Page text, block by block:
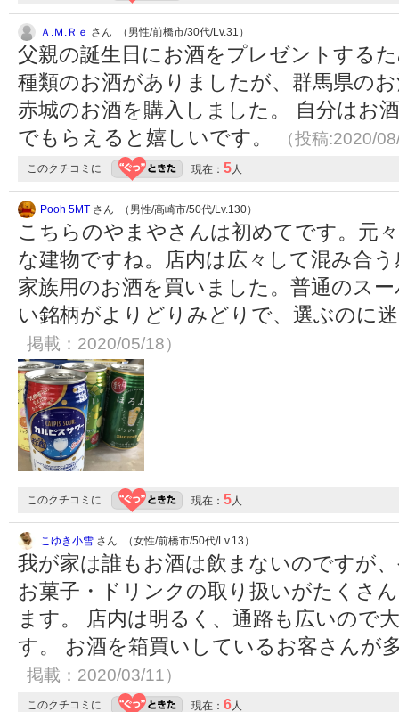
Ａ.Ｍ.Ｒｅ さん （男性/前橋市/30代/Lv.31）
父親の誕生日にお酒をプレゼントする
種類のお酒がありましたが、群馬県の
赤城のお酒を購入しました。 自分はお
でもらえると嬉しいです。
（投稿:2020/
このクチコミに 現在： 5人
Pooh 5MT さん （男性/高崎市/50代/Lv.130）
こちらのやまやさんは初めてです。元
な建物ですね。店内は広々して混み合
家族用のお酒を買いました。普通のス
い銘柄がよりどりみどりで、選ぶのに
掲載：2020/05/18）
このクチコミに 現在： 5人
こゆき小雪 さん （女性/前橋市/50代/Lv.13）
我が家は誰もお酒は飲まないのですが
お菓子・ドリンクの取り扱いがたくさ
ます。 店内は明るく、通路も広いので
す。 お酒を箱買いしているお客さんが
掲載：2020/03/11）
このクチコミに 現在： 6人